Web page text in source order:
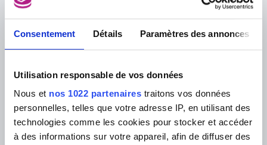
Consentement Détails Paramètres des annonces
Utilisation responsable de vos données
Nous et nos 1022 partenaires traitons vos données
personnelles, telles que votre adresse IP, en utilisant des
technologies comme les cookies pour stocker et accéder
à des informations sur votre appareil, afin de diffuser des
À PROPOS DES MUSÉES
FAQ I Foire aux questions
Aux Musées
Événements
Museum Shop
Règlement & charte du visiteur
Recherche
Publications
Archives
Archives de l'Art contemporain
en Belgique
Musée numérique